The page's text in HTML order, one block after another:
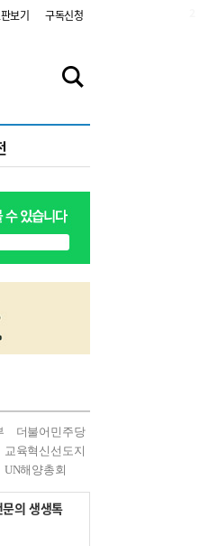
보기 구독신청
더불어민주당
교육혁신선도지
UN해양총회
문의 생생톡